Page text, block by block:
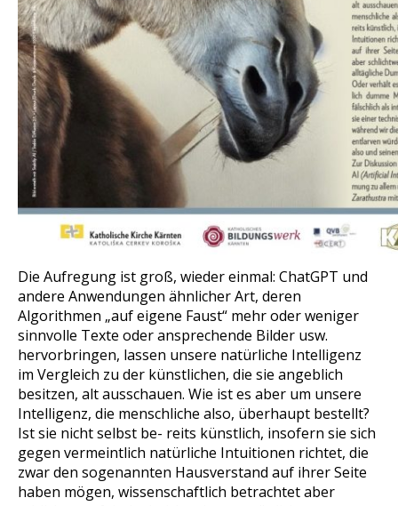
Die Aufregung ist groß, wieder einmal: ChatGPT und
andere Anwendungen ähnlicher Art, deren
Algorithmen „auf eigene Faust“ mehr oder weniger
sinnvolle Texte oder ansprechende Bilder usw.
hervorbringen, lassen unsere natürliche Intelligenz
im Vergleich zu der künstlichen, die sie angeblich
besitzen, alt ausschauen. Wie ist es aber um unsere
Intelligenz, die menschliche also, überhaupt bestellt?
Ist sie nicht selbst be- reits künstlich, insofern sie sich
gegen vermeintlich natürliche Intuitionen richtet, die
zwar den sogenannten Hausverstand auf ihrer Seite
haben mögen, wissenschaftlich betrachtet aber